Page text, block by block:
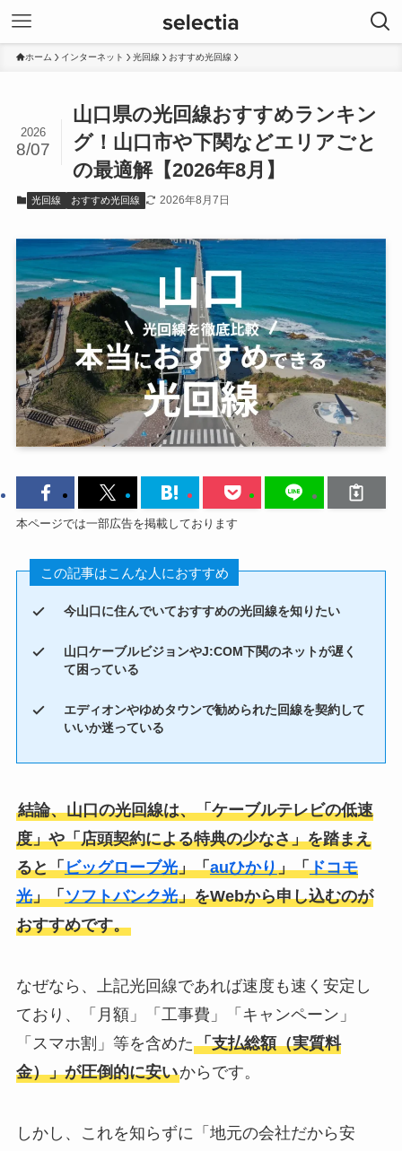
ホーム インターネット 光回線 おすすめ光回線
山口県の光回線おすすめランキン
グ！山口市や下関などエリアごと
の最適解【2026年8月】
2026
8/07
光回線 おすすめ光回線 2026年8月7日
本ページでは一部広告を掲載しております
この記事はこんな人におすすめ
今山口に住んでいておすすめの光回線を知りたい
山口ケーブルビジョンやJ:COM下関のネットが遅く
て困っている
エディオンやゆめタウンで勧められた回線を契約して
いいか迷っている
結論、山口の光回線は、「ケーブルテレビの低速
度」や「店頭契約による特典の少なさ」を踏まえ
ると「ビッグローブ光」「auひかり」「ドコモ
光」「ソフトバンク光」をWebから申し込むのが
おすすめです。
なぜなら、上記光回線であれば速度も速く安定し
ており、「月額」「工事費」「キャンペーン」
「スマホ割」等を含めた「支払総額（実質料
金）」が圧倒的に安いからです。
しかし、これを知らずに「地元の会社だから安